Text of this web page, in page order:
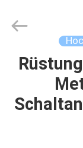
HAUS
(Group)
Co.,Ltd..